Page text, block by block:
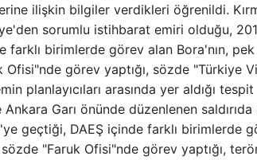
ilişkin bilgiler verdikleri öğrenildi.
sorumlu istihbarat emiri olduğu,
birimlerde görev alan Bora'nın,
Ofisi"nde görev yaptığı, sözde "Türkiye
planlayıcıları arasında yer aldığı tespit
Garı önünde düzenlenen saldırıda
geçtiği, DAEŞ içinde farklı birimlerde
sözde "Faruk Ofisi"nde görev yaptığı,